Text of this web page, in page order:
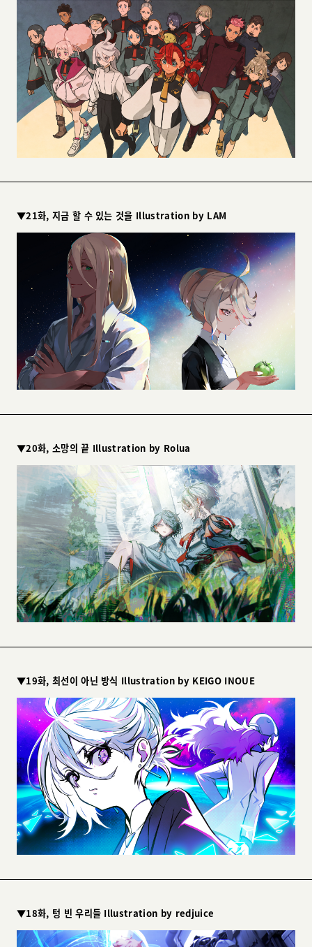
▼21화, 지금 할 수 있는 것을 Illustration by LAM
▼20화, 소망의 끝 Illustration by Rolua
▼19화, 최선이 아닌 방식 Illustration by KEIGO INOUE
▼18화, 텅 빈 우리들 Illustration by redjuice